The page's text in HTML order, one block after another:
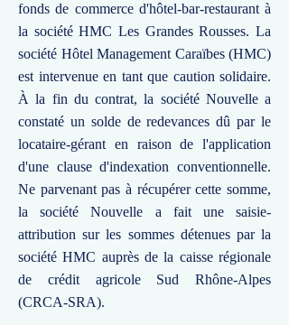
fonds de commerce d'hôtel-bar-restaurant à
la société HMC Les Grandes Rousses. La
société Hôtel Management Caraïbes (HMC)
est intervenue en tant que caution solidaire.
À la fin du contrat, la société Nouvelle a
constaté un solde de redevances dû par le
locataire-gérant en raison de l'application
d'une clause d'indexation conventionnelle.
Ne parvenant pas à récupérer cette somme,
la société Nouvelle a fait une saisie-
attribution sur les sommes détenues par la
société HMC auprès de la caisse régionale
de crédit agricole Sud Rhône-Alpes
(CRCA-SRA).